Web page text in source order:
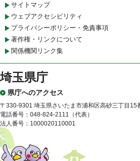
サイトマップ
ウェブアクセシビリティ
プライバシーポリシー・免責事項
著作権・リンクについて
関係機関リンク集
埼玉県庁
県庁へのアクセス
〒330-9301 埼玉県さいたま市浦和区高砂三丁目15
電話番号：048-824-2111（代表）
法人番号：1000020110001